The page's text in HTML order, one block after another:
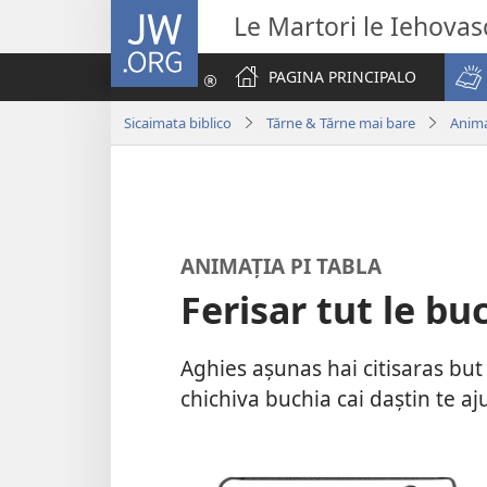
JW.ORG Le Martori le
PAGINA PRINCIPALO
Sicaimata biblico Tărne & Tărne mai bare
ANIMAȚIA PI TABLA
Ferisar tut le
Aghies așunas hai citisaras
chichiva buchia cai daștin te